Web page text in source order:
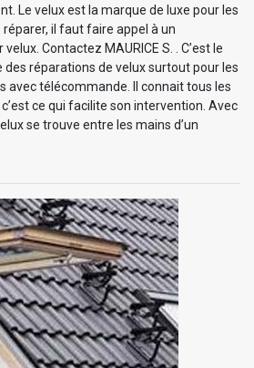
Le velux est la marque de luxe pour les
il faut faire appel à un
Contactez MAURICE S. . C’est le
réparations de velux surtout pour les
avec télécommande. Il connait tous les
ce qui facilite son intervention. Avec
se trouve entre les mains d’un